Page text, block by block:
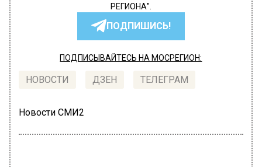
РЕГИОНА".
ПОДПИШИСЬ!
ПОДПИСЫВАЙТЕСЬ НА МОСРЕГИОН:
НОВОСТИ ДЗЕН ТЕЛЕГРАМ
Новости СМИ2